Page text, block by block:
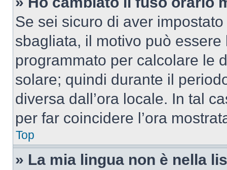
Se sei sicuro di aver
sbagliata, il motivo può essere
programmato per calcolare le
solare; quindi durante il
diversa dall’ora locale. In tal
per far coincidere l’ora
Top
» La mia lingua non è nella